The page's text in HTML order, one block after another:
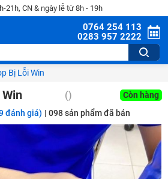
21h, CN & ngày lễ từ 8h - 19h
0764 254 113
0283 957 2222
Bị Lỗi Win
()
Còn hàng
đánh giá) | 098sản phẩm đã bán